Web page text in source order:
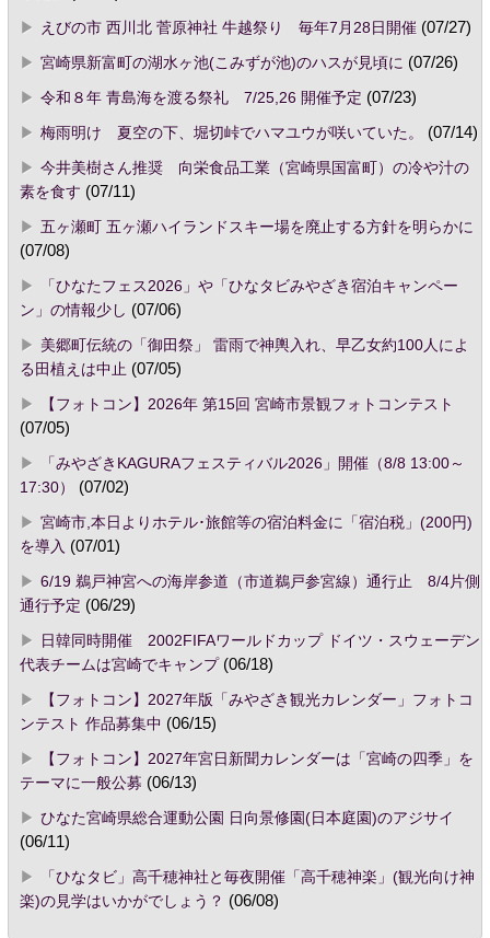
えびの市 西川北 菅原神社 牛越祭り 毎年7月28日開催(07/27)
宮崎県新富町の湖水ヶ池(こみずが池)のハスが見頃に (07/26)
令和８年 青島海を渡る祭礼 7/25,26 開催予定 (07/23)
梅雨明け 夏空の下、堀切峠でハマユウが咲いていた。
(07/14)
今井美樹さん推奨 向栄食品工業（宮崎県国富町）の冷や汁の
素を食す (07/11)
五ヶ瀬町 五ヶ瀬ハイランドスキー場を廃止する方針を明らかに
(07/08)
「ひなたフェス2026」や「ひなタビみやざき宿泊キャンペー
ン」の情報少し (07/06)
美郷町伝統の「御田祭」 雷雨で神輿入れ、早乙女約100人によ
る田植えは中止 (07/05)
【フォトコン】2026年 第15回 宮崎市景観フォトコンテスト
(07/05)
「みやざきKAGURAフェスティバル2026」開催（8/8 13:00～
17:30）
(07/02)
宮崎市,本日よりホテル･旅館等の宿泊料金に「宿泊税」(200円)
を導入 (07/01)
6/19 鵜戸神宮への海岸参道（市道鵜戸参宮線）通行止 8/4片側
通行予定 (06/29)
日韓同時開催 2002FIFAワールドカップ ドイツ・スウェーデン
代表チームは宮崎でキャンプ(06/18)
【フォトコン】2027年版「みやざき観光カレンダー」フォトコ
ンテスト 作品募集中 (06/15)
【フォトコン】2027年宮日新聞カレンダーは「宮崎の四季」を
テーマに一般公募 (06/13)
ひなた宮崎県総合運動公園 日向景修園(日本庭園)のアジサイ
(06/11)
「ひなタビ」高千穂神社と毎夜開催「高千穂神楽」(観光向け神
楽)の見学はいかがでしょう？ (06/08)